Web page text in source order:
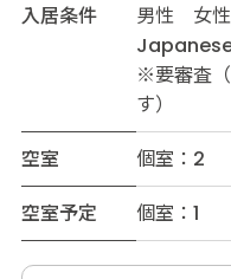
入居条件
男性 女
※要審査
す）
空室
個室：2
空室予定
個室：1